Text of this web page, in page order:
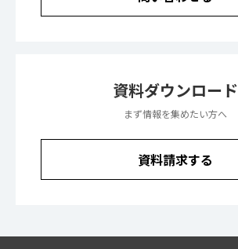
資料ダウンロード
まず情報を集めたい方へ
資料請求する